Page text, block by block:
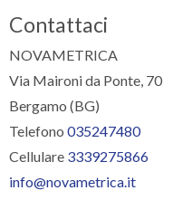
Contattaci
NOVAMETRICA
Via Maironi da Ponte, 70
Bergamo (BG)
Telefono 035247480
Cellulare 3339275866
info@novametrica.it